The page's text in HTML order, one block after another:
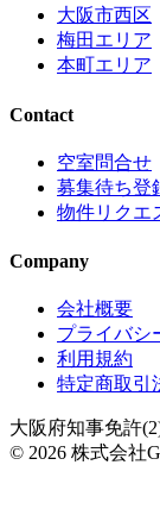
大阪市西区
梅田エリア
本町エリア
Contact
空室問合せ
募集待ち登
物件リクエ
Company
会社概要
プライバシ
利用規約
特定商取引
大阪府知事免許
© 2026 株式会社